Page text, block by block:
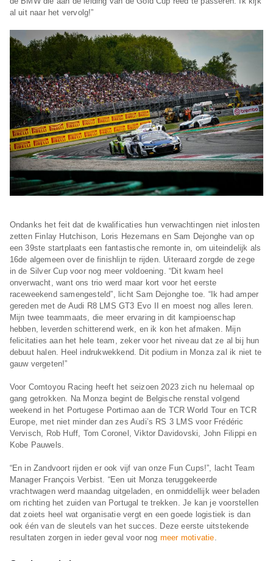
al uit naar het vervolg!”
Ondanks het feit dat de kwalificaties hun verwachtingen niet inlosten
zetten Finlay Hutchison, Loris Hezemans en Sam Dejonghe van op
een 39ste startplaats een fantastische remonte in, om uiteindelijk als
16de algemeen over de finishlijn te rijden. Uiteraard zorgde de zege
in de Silver Cup voor nog meer voldoening. “Dit kwam heel
onverwacht, want ons trio werd maar kort voor het eerste
raceweekend samengesteld”, licht Sam Dejonghe toe. “Ik had amper
gereden met de Audi R8 LMS GT3 Evo II en moest nog alles leren.
Mijn twee teammaats, die meer ervaring in dit kampioenschap
hebben, leverden schitterend werk, en ik kon het afmaken. Mijn
felicitaties aan het hele team, zeker voor het niveau dat ze al bij hun
debuut halen. Heel indrukwekkend. Dit podium in Monza zal ik niet te
gauw vergeten!”
Voor Comtoyou Racing heeft het seizoen 2023 zich nu helemaal op
gang getrokken. Na Monza begint de Belgische renstal volgend
weekend in het Portugese Portimao aan de TCR World Tour en TCR
Europe, met niet minder dan zes Audi’s RS 3 LMS voor Frédéric
Vervisch, Rob Huff, Tom Coronel, Viktor Davidovski, John Filippi en
Kobe Pauwels.
“En in Zandvoort rijden er ook vijf van onze Fun Cups!”, lacht Team
Manager François Verbist. “Een uit Monza teruggekeerde
vrachtwagen werd maandag uitgeladen, en onmiddellijk weer beladen
om richting het zuiden van Portugal te trekken. Je kan je voorstellen
dat zoiets heel wat organisatie vergt en een goede logistiek is dan
ook één van de sleutels van het succes. Deze eerste uitstekende
resultaten zorgen in ieder geval voor nog meer motivatie.